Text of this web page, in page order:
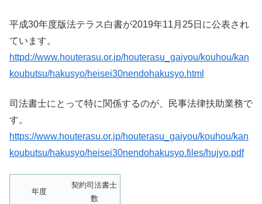
平成30年度版法テラス白書が2019年11月25日に公表され
ています。
httpd://www.houterasu.or.jp/houterasu_gaiyou/kouhou/kan
koubutsu/hakusyo/heisei30nendohakusyo.html
司法書士にとって特に関係するのが、民事法律扶助業務で
す。
https://www.houterasu.or.jp/houterasu_gaiyou/kouhou/kan
koubutsu/hakusyo/heisei30nendohakusyo.files/hujyo.pdf
年度
契約司法書士
数